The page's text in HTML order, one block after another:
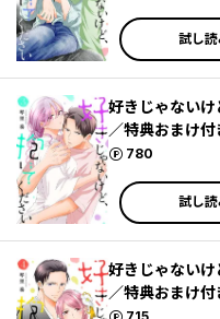
試し
好きじゃない
／特典おまけ付
780
ポイント
試し
好きじゃない
／特典おまけ付